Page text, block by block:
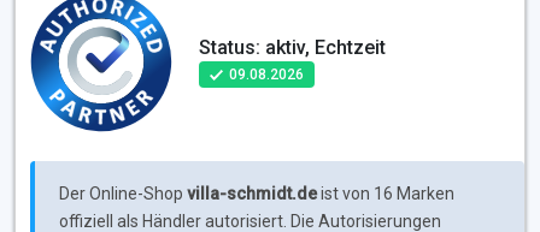
Status: aktiv, Echtzeit
09.08.2026
Der Online-Shop villa-schmidt.deist von 16 Marken
offiziell als Händler autorisiert. Die Autorisierungen